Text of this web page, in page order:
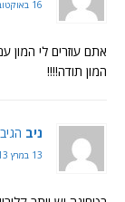
16 באוקטובר 2012 בשעה 17:33
אתם עוזרים לי המון
המון תודה!!!!
ניב
13 במרץ 2013 בשעה 14:22